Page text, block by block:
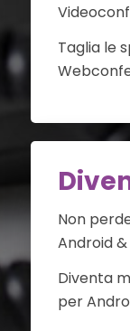
Taglia le
Non
Android &
Diventa
per